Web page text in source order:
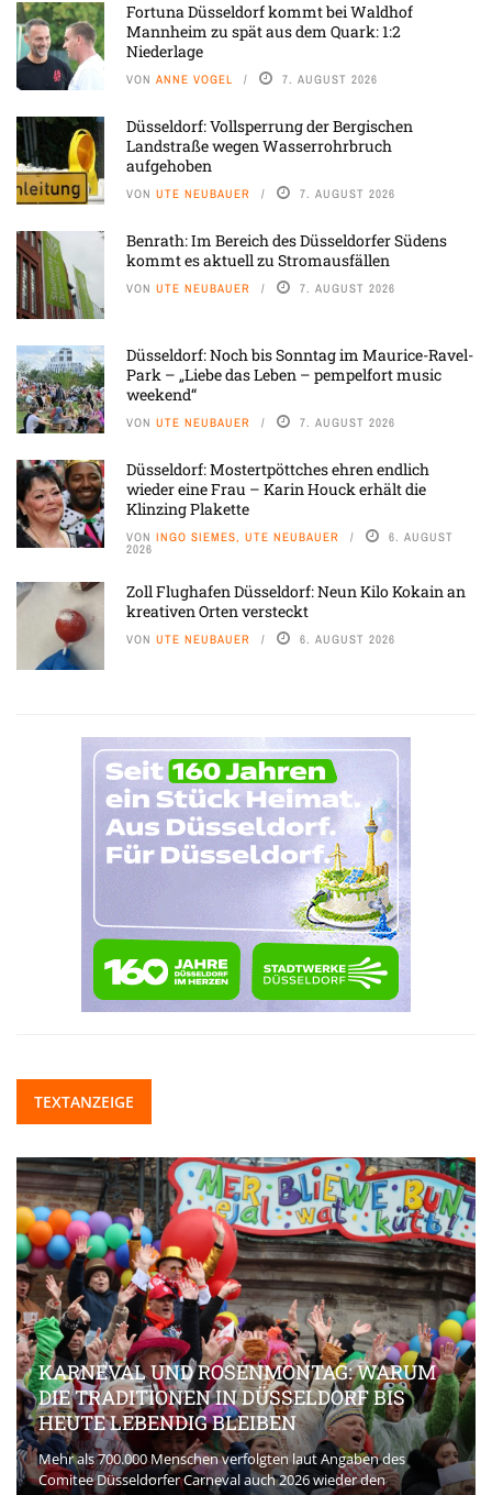
Fortuna Düsseldorf kommt bei Waldhof
Mannheim zu spät aus dem Quark: 1:2
Niederlage
VON ANNE VOGEL 7. AUGUST 2026
Düsseldorf: Vollsperrung der Bergischen
Landstraße wegen Wasserrohrbruch
aufgehoben
VON UTE NEUBAUER 7. AUGUST 2026
Benrath: Im Bereich des Düsseldorfer Südens
kommt es aktuell zu Stromausfällen
VON UTE NEUBAUER 7. AUGUST 2026
Düsseldorf: Noch bis Sonntag im Maurice-Ravel-
Park – „Liebe das Leben – pempelfort music
weekend“
VON UTE NEUBAUER 7. AUGUST 2026
Düsseldorf: Mostertpöttches ehren endlich
wieder eine Frau – Karin Houck erhält die
Klinzing Plakette
VON INGO SIEMES, UTE NEUBAUER 6. AUGUST
2026
Zoll Flughafen Düsseldorf: Neun Kilo Kokain an
kreativen Orten versteckt
VON UTE NEUBAUER 6. AUGUST 2026
TEXTANZEIGE
KARNEVAL UND ROSENMONTAG: WARUM
DIE TRADITIONEN IN DÜSSELDORF BIS
HEUTE LEBENDIG BLEIBEN
Mehr als 700.000 Menschen verfolgten laut Angaben des
Comitee Düsseldorfer Carneval auch 2026 wieder den